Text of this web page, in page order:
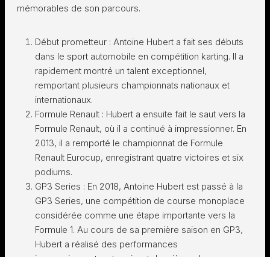
mémorables de son parcours.
Début prometteur : Antoine Hubert a fait ses débuts
dans le sport automobile en compétition karting. Il a
rapidement montré un talent exceptionnel,
remportant plusieurs championnats nationaux et
internationaux.
Formule Renault : Hubert a ensuite fait le saut vers la
Formule Renault, où il a continué à impressionner. En
2013, il a remporté le championnat de Formule
Renault Eurocup, enregistrant quatre victoires et six
podiums.
GP3 Series : En 2018, Antoine Hubert est passé à la
GP3 Series, une compétition de course monoplace
considérée comme une étape importante vers la
Formule 1. Au cours de sa première saison en GP3,
Hubert a réalisé des performances